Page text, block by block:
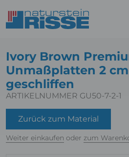
Ivory Brown
Unmaßplatten 2
geschliffen
ARTIKELNUMMER GU50-7-2-1
Zurück zum Material
Weiter einkaufen oder zum